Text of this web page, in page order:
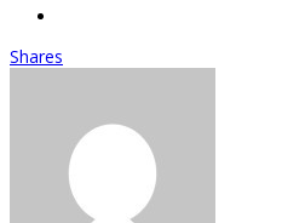
Shares